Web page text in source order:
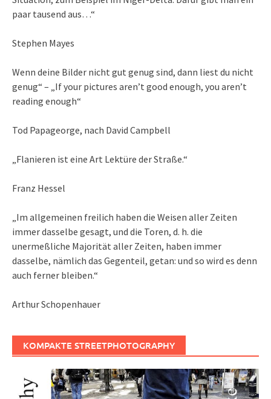
paar tausend aus…“
Stephen Mayes
Wenn deine Bilder nicht gut genug sind, dann liest du nicht
genug“ – „If your pictures aren’t good enough, you aren’t
reading enough“
Tod Papageorge, nach David Campbell
„Flanieren ist eine Art Lektüre der Straße.“
Franz Hessel
„Im allgemeinen freilich haben die Weisen aller Zeiten
immer dasselbe gesagt, und die Toren, d. h. die
unermeßliche Majorität aller Zeiten, haben immer
dasselbe, nämlich das Gegenteil, getan: und so wird es denn
auch ferner bleiben.“
Arthur Schopenhauer
KOMPAKTE STREETPHOTOGRAPHY